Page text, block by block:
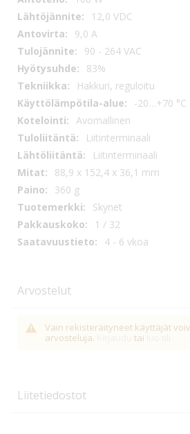
12,0 VDC
9,0 A
90 - 264 VAC
83%
Hakkuri, reguloitu
-20…+70 °C
Avomallinen
Liitinterminaali
Liitinterminaali
88,9 x 152,4 x 36,1 mm
360 g
Skynet
1 / 32
4 - 6 vkoa
Arvostelut
Vain rekisteräityneet käyttäjät
arvosteluja.
tai
Liitetiedostot